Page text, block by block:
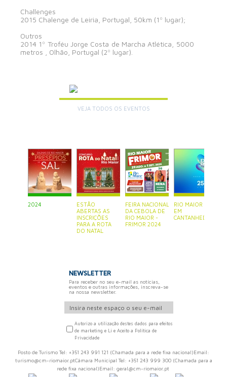
Challenges
2015 Chalenge de Leiria, Portugal, 50km (1º lugar);
Outros
2014 1º Troféu Jorge Costa de Marcha Atlética, 5000
metros , Olhão, Portugal (2º lugar).
VEJA TODOS OS EVENTOS
2024
ESTÃO
ABERTAS AS
INSCRIÇÕES
PARA A ROTA
DO NATAL
FEIRA NACIONAL
DA CEBOLA DE
RIO MAIOR -
FRIMOR 2024
RIO MAIOR ESTÁ
EM
CANTANHEDE
NEWSLETTER
Para receber no seu e-mail as notícias,
eventos e outras informações, inscreva-se
na nossa newsletter.
Autorizo a utilização destes dados para efeitos
de marketing e Li e Aceito a Política de
Privacidade
Posto de Turismo Tel: +351 243 991 121 (Chamada para a rede fixa nacional)Email:
turismo@cm-riomaior.ptCâmara Municipal Tel: +351 243 999 300 (Chamada para a
rede fixa nacional)Email: geral@cm-riomaior.pt